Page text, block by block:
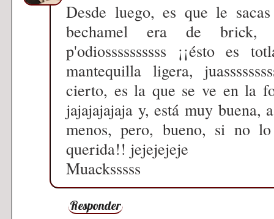
Desde luego, es que le
bechamel era de brick,
p'odiossssssssss ¡¡ésto es
mantequilla ligera,
cierto, es la que se ve en la
jajajajajaja y, está muy buena,
menos, pero, bueno, si no
querida!! jejejejeje
Muacksssss
Responder